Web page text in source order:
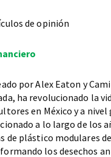
de opinión
por Alex Eaton y
ha revolucionado la
en México y a nivel
a lo largo de los
de plástico modulares
los desechos